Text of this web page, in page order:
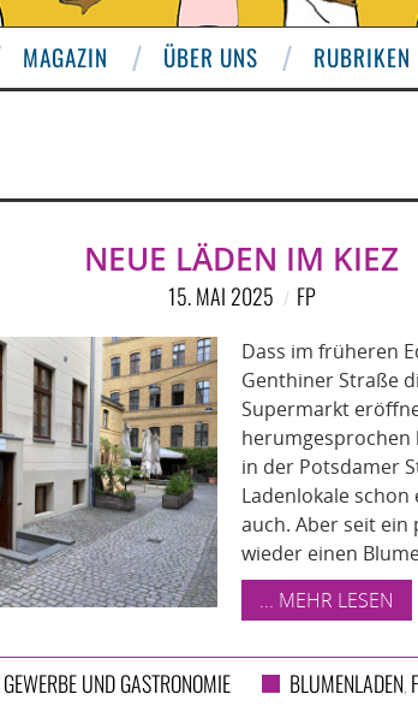
MAGAZIN ÜBER UNS RUBRIKEN
NEUE LÄDEN IM KIEZ
15. MAI 2025 FP
Dass im früheren
Genthiner Straße
Supermarkt
herumgesprochen
in der Potsdamer
Ladenlokale schon
auch. Aber seit ein
wieder einen
... MEHR LESEN
GEWERBE UND GASTRONOMIE BLUMENLADEN,